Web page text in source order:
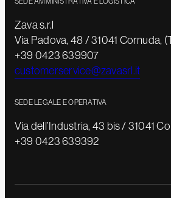
Zava s.r.l
Via Padova, 48 / 31041 Cornuda,
+39 0423 639907
customerservice@zavasrl.it
SEDE LEGALE E OPERATIVA
Via dell’Industria, 43 bis / 31041
+39 0423 639392